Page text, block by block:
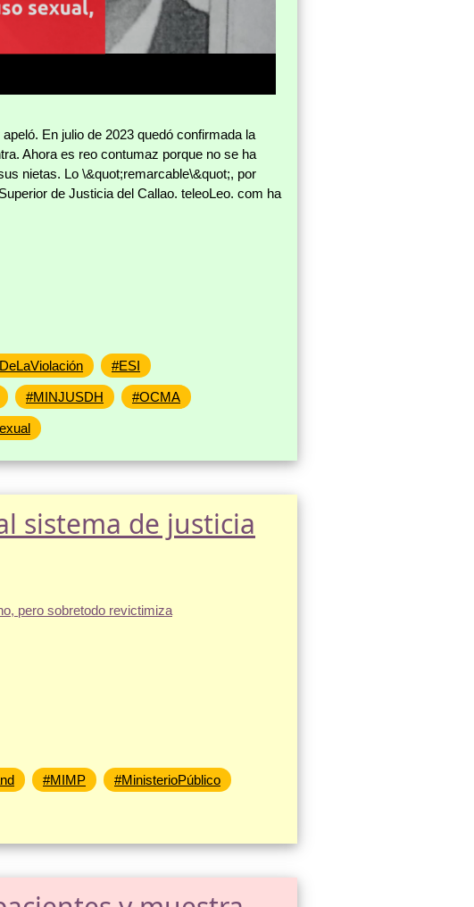
En julio de 2023 quedó confirmada la
Ahora es reo contumaz porque no se ha
nietas. Lo \&quot;remarcable\&quot;, por
de Justicia del Callao. teleoLeo. com ha
#ESI
#MINJUSDH #OCMA
sistema de justicia
#MIMP #MinisterioPúblico